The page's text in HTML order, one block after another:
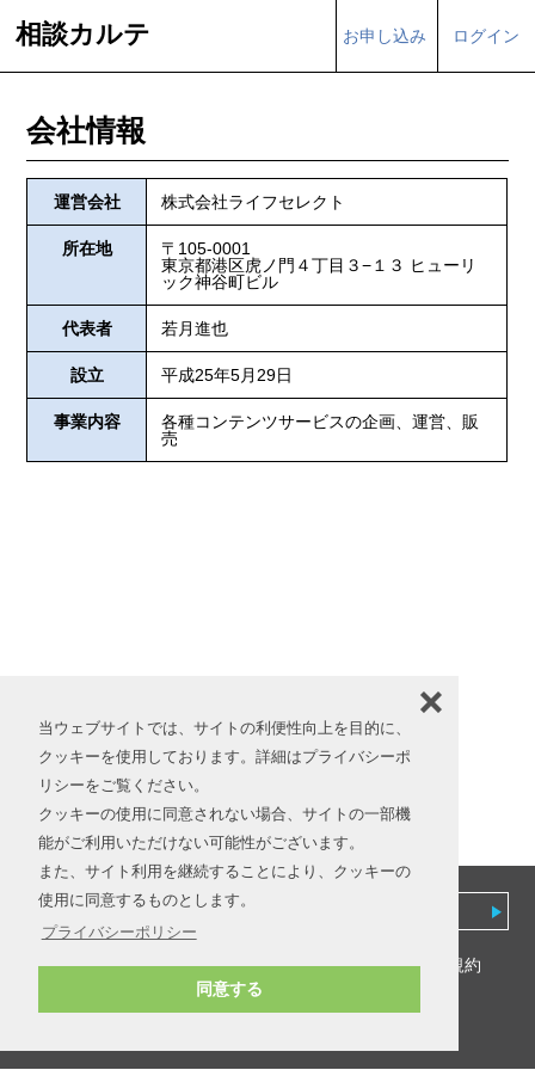
当ウェブサイトでは、サイトの利便性向上を目的に、
クッキーを使用しております。詳細はプライバシーポ
リシーをご覧ください。
クッキーの使用に同意されない場合、サイトの一部機
能がご利用いただけない可能性がございます。
また、サイト利用を継続することにより、クッキーの
使用に同意するものとします。
プライバシーポリシー
同意する
❌
相談カルテ お申し込み ログイン
会社情報
運営会社 株式会社ライフセレクト
所在地
〒105-0001
東京都港区虎ノ門４丁目３−１３ ヒューリ
ック神谷町ビル
代表者 若月進也
設立 平成25年5月29日
事業内容
各種コンテンツサービスの企画、運営、販
売
ホーム
会社情報 プライバシーポリシー
利用規約
特定商取引法に基づく表記